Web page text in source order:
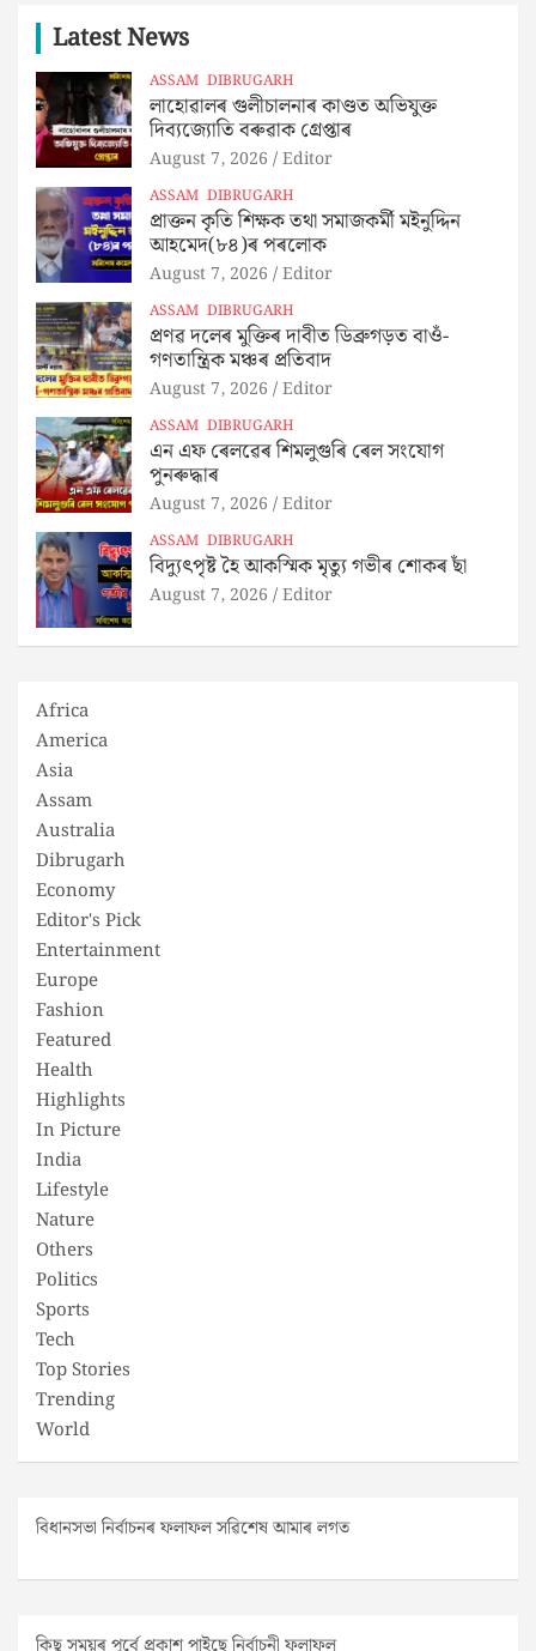
Latest News
ASSAM DIBRUGARH
লাহোৱালৰ গুলীচালনাৰ কাণ্ডত অভিযুক্ত
দিব্যজ্যোতি বৰুৱাক গ্ৰেপ্তাৰ
August 7, 2026 Editor
ASSAM DIBRUGARH
প্ৰাক্তন কৃতি শিক্ষক তথা সমাজকৰ্মী মইনুদ্দিন
আহমেদ(৮৪)ৰ পৰলোক
August 7, 2026 Editor
ASSAM DIBRUGARH
প্ৰণৱ দলেৰ মুক্তিৰ দাবীত ডিব্ৰুগড়ত বাওঁ-
গণতান্ত্ৰিক মঞ্চৰ প্ৰতিবাদ
August 7, 2026 Editor
ASSAM DIBRUGARH
এন এফ ৰেলৱেৰ শিমলুগুৰি ৰেল সংযোগ
পুনৰুদ্ধাৰ
August 7, 2026 Editor
ASSAM DIBRUGARH
বিদ্যুৎপৃষ্ট হৈ আকস্মিক মৃত্যু গভীৰ শোকৰ ছাঁ
August 7, 2026 Editor
Africa
America
Asia
Assam
Australia
Dibrugarh
Economy
Editor's Pick
Entertainment
Europe
Fashion
Featured
Health
Highlights
In Picture
India
Lifestyle
Nature
Others
Politics
Sports
Tech
Top Stories
Trending
World
বিধানসভা নিৰ্বাচনৰ ফলাফল সৱিশেষ আমাৰ লগত